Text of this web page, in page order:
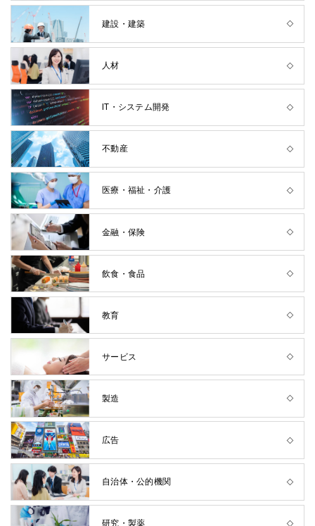
建設・建築
人材
IT・システム開発
不動産
医療・福祉・介護
金融・保険
飲食・食品
教育
サービス
製造
広告
自治体・公的機関
研究・製薬